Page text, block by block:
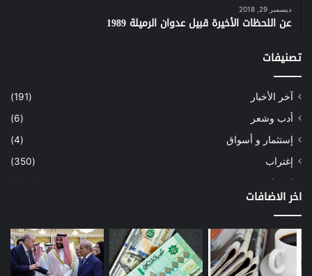
ديسمبر 29, 2018
عن اللحظات الأخيرة قبيل عدوان الرميلة 1989
تصنيفات
آخر الأخبار
(191)
أدب وشعر
(6)
إستثمار و أسواق
(4)
إغتراب
(350)
إقتصاد
(1٬041)
إعمار
(3)
بيئة
(16)
دراسة
(24)
اخر الاضافات